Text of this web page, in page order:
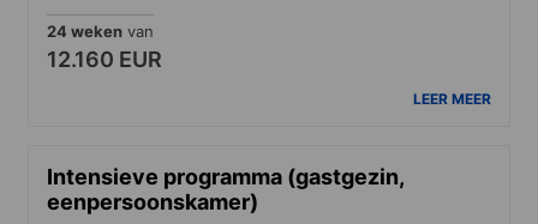
24 weken van
12.160 EUR
LEER MEER
Intensieve programma (gastgezin,
eenpersoonskamer)